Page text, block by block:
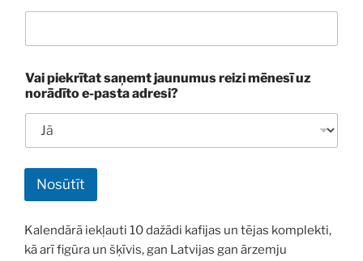
Vai piekrītat saņemt jaunumus reizi mēnesī uz
norādīto e-pasta adresi?
Nosūtīt
Kalendārā iekļauti 10 dažādi kafijas un tējas komplekti,
kā arī figūra un šķīvis, gan Latvijas gan ārzemju